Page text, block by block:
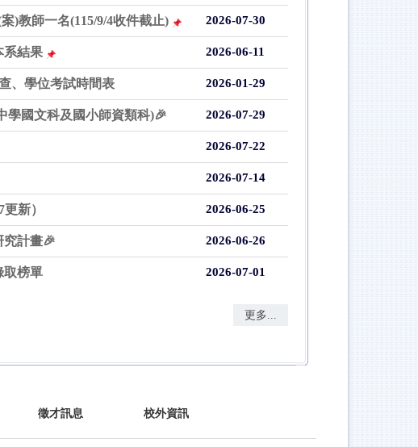
)教師一名(115/9/4收件截止) 2026-07-30
系結果 2026-06-11
、學位考試時間表 2026-01-29
學國文科及國小師資類科)🎉 2026-07-29
2026-07-22
2026-07-14
新） 2026-06-25
究計畫🎉 2026-06-26
取榜單 2026-07-01
更多...
徵才訊息 校外資訊